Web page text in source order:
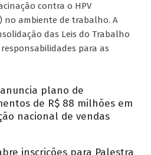
contra o HPV
ambiente de trabalho. A
das Leis do Trabalho
para as
plano de
de R$ 88 milhões em
nacional de vendas